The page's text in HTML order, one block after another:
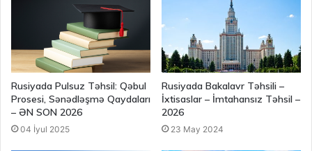
Rusiyada Pulsuz Təhsil: Qəbul
Prosesi, Sənədləşmə Qaydaları
– ƏN SON 2026
04 İyul 2025
Rusiyada Bakalavr Təhsili –
İxtisaslar – İmtahansız Təhsil –
2026
23 May 2024